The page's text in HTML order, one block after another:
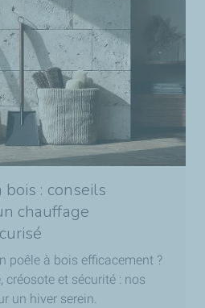
: conseils
chauffage
poêle à bois efficacement ?
créosote et sécurité : nos
un hiver serein.